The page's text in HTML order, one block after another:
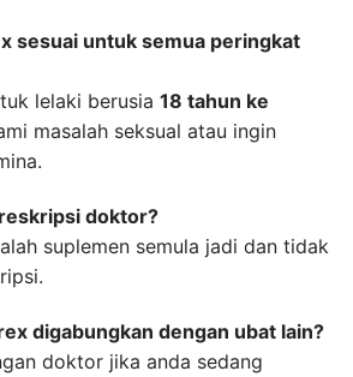
sesuai untuk semua peringkat
lelaki berusia 18 tahun ke
masalah seksual atau ingin
doktor?
suplemen semula jadi dan tidak
digabungkan dengan ubat lain?
doktor jika anda sedang